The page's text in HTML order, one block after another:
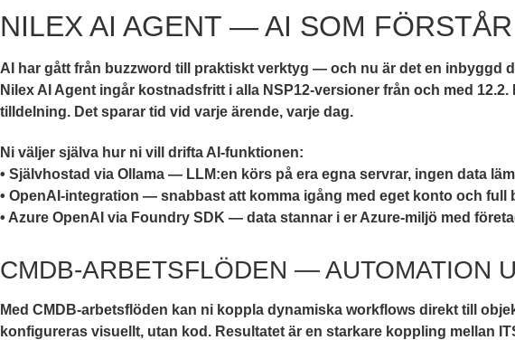
NILEX AI AGENT — AI SOM
AI har gått från buzzword till praktiskt verktyg — och nu är det en inbyggd
Nilex AI Agent ingår kostnadsfritt i alla NSP12-versioner från och med
tilldelning. Det sparar tid vid varje ärende, varje dag.
Ni väljer själva hur ni vill drifta AI-funktionen:
• Självhostad via Ollama — LLM:en körs på era egna servrar, ingen data
• OpenAI-integration — snabbast att komma igång med eget konto och full
• Azure OpenAI via Foundry SDK — data stannar i er Azure-miljö med
CMDB-ARBETSFLÖDEN — AUTOMATION
Med CMDB-arbetsflöden kan ni koppla dynamiska workflows direkt till
konfigureras visuellt, utan kod. Resultatet är en starkare koppling mellan